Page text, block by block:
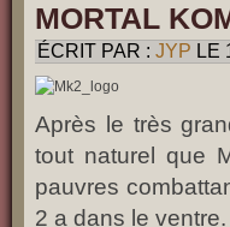
MORTAL
ÉCRIT PAR : JYP LE
Après le très
tout naturel que
pauvres
2 a dans le ventre.